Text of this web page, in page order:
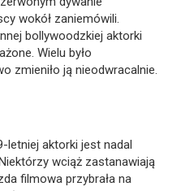
wokół zaniemówili.
bollywoodzkiej aktorki
Wielu było
zmieniło ją nieodwracalnie.
letniej aktorki jest nadal
wciąż zastanawiają
filmowa przybrała na